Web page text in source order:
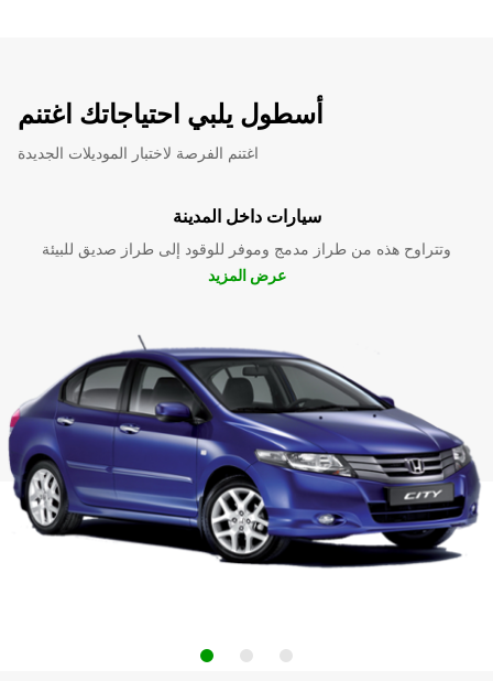
أسطول يلبي احتياجاتك اغتنم
اغتنم الفرصة لاختبار الموديلات الجديدة
سيارات داخل المدينة
وتتراوح هذه من طراز مدمج وموفر للوقود إلى طراز صديق للبيئة
عرض المزيد